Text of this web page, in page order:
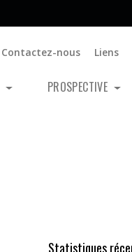
Contactez-nous Liens
PROSPECTIVE
Statistiques